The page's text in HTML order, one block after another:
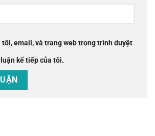
tôi, email, và trang web trong trình duyệt
kế tiếp của tôi.